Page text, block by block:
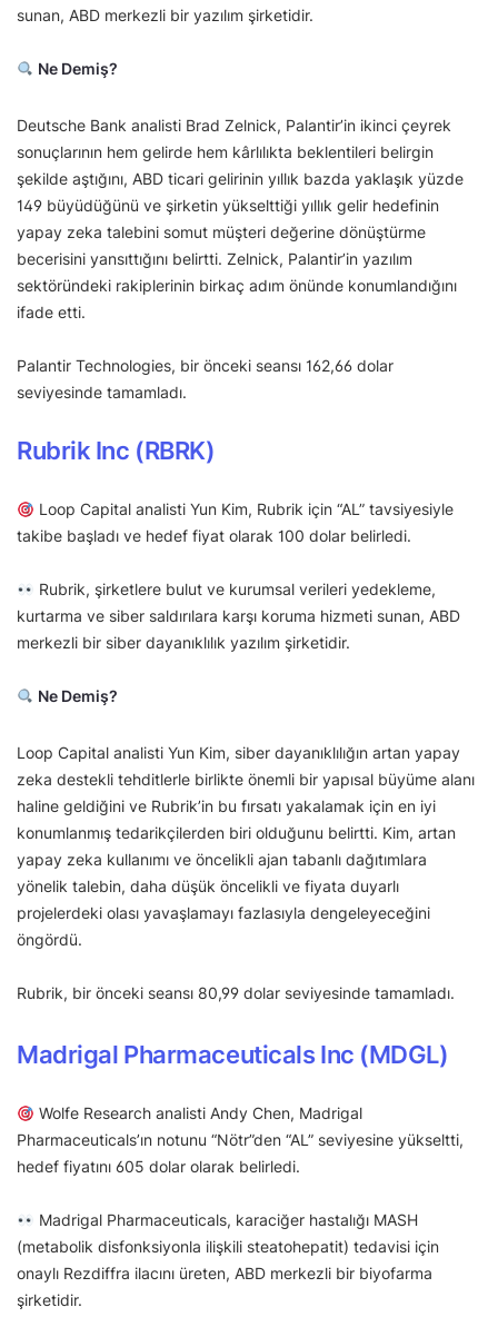
sunan, ABD merkezli bir yazılım şirketidir.
Ne Demiş?
Deutsche Bank analisti Brad Zelnick, Palantir’in ikinci çeyrek
sonuçlarının hem gelirde hem kârlılıkta beklentileri belirgin
şekilde aştığını, ABD ticari gelirinin yıllık bazda yaklaşık yüzde
149 büyüdüğünü ve şirketin yükselttiği yıllık gelir hedefinin
yapay zeka talebini somut müşteri değerine dönüştürme
becerisini yansıttığını belirtti. Zelnick, Palantir’in yazılım
sektöründeki rakiplerinin birkaç adım önünde konumlandığını
ifade etti.
Palantir Technologies, bir önceki seansı 162,66 dolar
seviyesinde tamamladı.
Rubrik Inc (RBRK)
Loop Capital analisti Yun Kim, Rubrik için “AL” tavsiyesiyle
takibe başladı ve hedef fiyat olarak 100 dolar belirledi.
Rubrik, şirketlere bulut ve kurumsal verileri yedekleme,
kurtarma ve siber saldırılara karşı koruma hizmeti sunan, ABD
merkezli bir siber dayanıklılık yazılım şirketidir.
Ne Demiş?
Loop Capital analisti Yun Kim, siber dayanıklılığın artan yapay
zeka destekli tehditlerle birlikte önemli bir yapısal büyüme alanı
haline geldiğini ve Rubrik’in bu fırsatı yakalamak için en iyi
konumlanmış tedarikçilerden biri olduğunu belirtti. Kim, artan
yapay zeka kullanımı ve öncelikli ajan tabanlı dağıtımlara
yönelik talebin, daha düşük öncelikli ve fiyata duyarlı
projelerdeki olası yavaşlamayı fazlasıyla dengeleyeceğini
öngördü.
Rubrik, bir önceki seansı 80,99 dolar seviyesinde tamamladı.
Madrigal Pharmaceuticals Inc (MDGL)
Wolfe Research analisti Andy Chen, Madrigal
Pharmaceuticals’ın notunu “Nötr”den “AL” seviyesine yükseltti,
hedef fiyatını 605 dolar olarak belirledi.
Madrigal Pharmaceuticals, karaciğer hastalığı MASH
(metabolik disfonksiyonla ilişkili steatohepatit) tedavisi için
onaylı Rezdiffra ilacını üreten, ABD merkezli bir biyofarma
şirketidir.